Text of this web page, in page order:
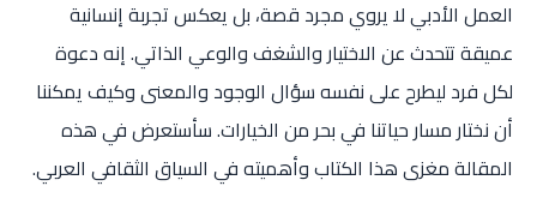
العمل الأدبي لا يروي مجرد قصة، بل يعكس تجربة إنسانية
عميقة تتحدث عن الاختيار والشغف والوعي الذاتي. إنه دعوة
لكل فرد ليطرح على نفسه سؤال الوجود والمعنى وكيف يمكننا
أن نختار مسار حياتنا في بحر من الخيارات. سأستعرض في هذه
المقالة مغزى هذا الكتاب وأهميته في السياق الثقافي العربي.